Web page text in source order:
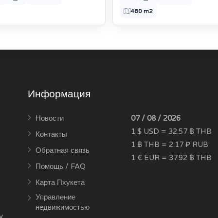
480 m2
Информация
Новости
Контакты
Обратная связь
Помощь / FAQ
Карта Пхукета
Управление
недвижимостью
07 / 08 / 2026
1 $ USD = 32.57 ฿ THB
1 ฿ THB = 2.17 ₽ RUB
1 € EUR = 37.92 ฿ THB